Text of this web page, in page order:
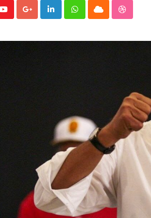
YoutubeGoogle+LinkedInWhatsappCloud